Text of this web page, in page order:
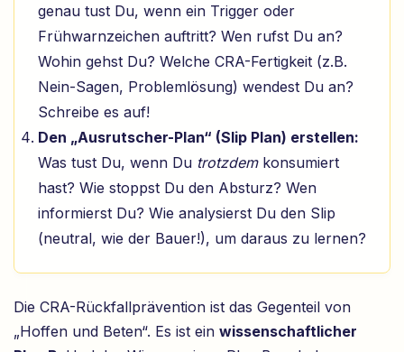
genau tust Du, wenn ein Trigger oder
Frühwarnzeichen auftritt? Wen rufst Du an?
Wohin gehst Du? Welche CRA-Fertigkeit (z.B.
Nein-Sagen, Problemlösung) wendest Du an?
Schreibe es auf!
Den „Ausrutscher-Plan“ (Slip Plan) erstellen:
Was tust Du, wenn Du trotzdemkonsumiert
hast? Wie stoppst Du den Absturz? Wen
informierst Du? Wie analysierst Du den Slip
(neutral, wie der Bauer!), um daraus zu lernen?
Die CRA-Rückfallprävention ist das Gegenteil von
„Hoffen und Beten“. Es ist einwissenschaftlicher